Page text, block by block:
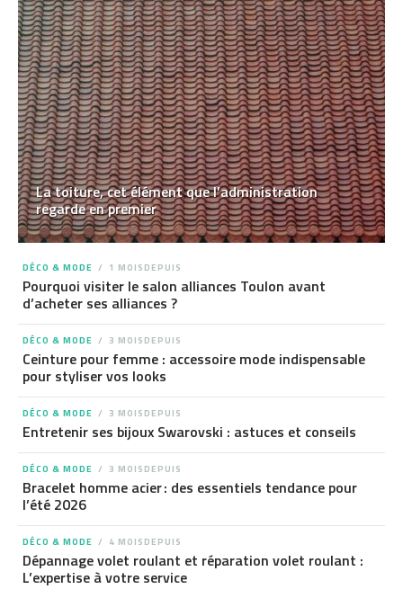
La toiture, cet élément que l’administration
regarde en premier
DÉCO & MODE 1 MOISDEPUIS
Pourquoi visiter le salon alliances Toulon avant
d’acheter ses alliances ?
DÉCO & MODE 3 MOISDEPUIS
Ceinture pour femme : accessoire mode indispensable
pour styliser vos looks
DÉCO & MODE 3 MOISDEPUIS
Entretenir ses bijoux Swarovski : astuces et conseils
DÉCO & MODE 3 MOISDEPUIS
Bracelet homme acier : des essentiels tendance pour
l’été 2026
DÉCO & MODE 4 MOISDEPUIS
Dépannage volet roulant et réparation volet roulant :
L’expertise à votre service